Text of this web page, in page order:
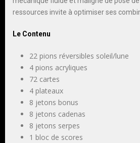
ressources invite à optimiser ses
Le Contenu
22 pions réversibles soleil/lune
4 pions acryliques
72 cartes
4 plateaux
8 jetons bonus
8 jetons cadenas
8 jetons serpes
1 bloc de scores